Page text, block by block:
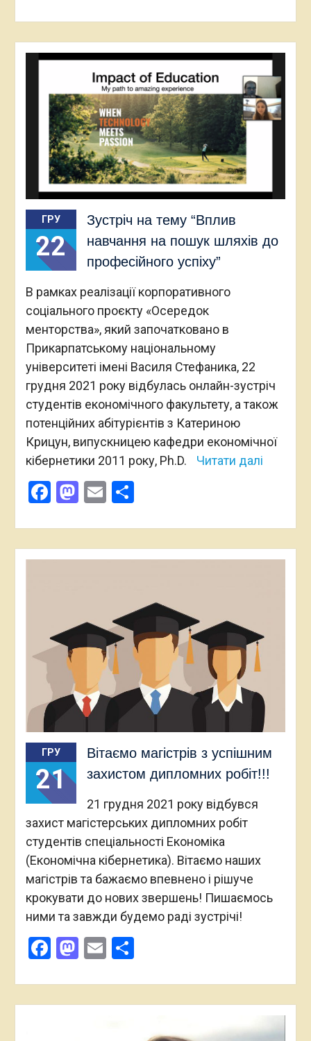
ГРУ
22
Зустріч на тему “Вплив
навчання на пошук шляхів до
професійного успіху”
В рамках реалізації корпоративного
соціального проєкту «Осередок
менторства», який започатковано в
Прикарпатському національному
університеті імені Василя Стефаника, 22
грудня 2021 року відбулась онлайн-зустріч
студентів економічного факультету, а також
потенційних абітурієнтів з Катериною
Крицун, випускницею кафедри економічної
кібернетики 2011 року, Ph.D.
Читати далі
Facebook
Mastodon
EmailПоділитися
ГРУ
21
Вітаємо магістрів з успішним
захистом дипломних робіт!!!
21 грудня 2021 року відбувся
захист магістерських дипломних робіт
студентів спеціальності Економіка
(Економічна кібернетика). Вітаємо наших
магістрів та бажаємо впевнено і рішуче
крокувати до нових звершень! Пишаємось
ними та завжди будемо раді зустрічі!
Facebook
Mastodon
EmailПоділитися